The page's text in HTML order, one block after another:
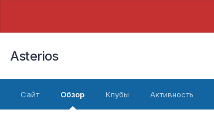
Asterios
Сайт Обзор Клубы Активность